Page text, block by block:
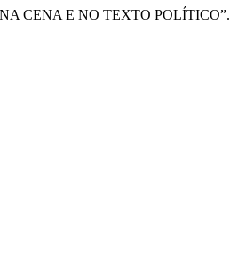
CENA E NO TEXTO POLÍTICO”.